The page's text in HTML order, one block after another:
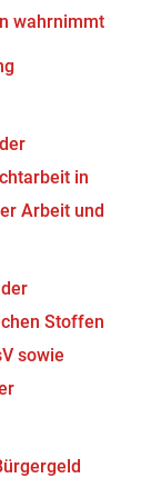
wahrnimmt
in
Arbeit und
Stoffen
sowie